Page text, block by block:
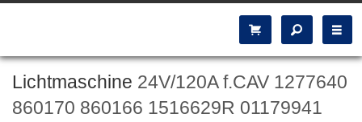
Lichtmaschine 24V/120A f.CAV 1277640
860170 860166 1516629R 01179941